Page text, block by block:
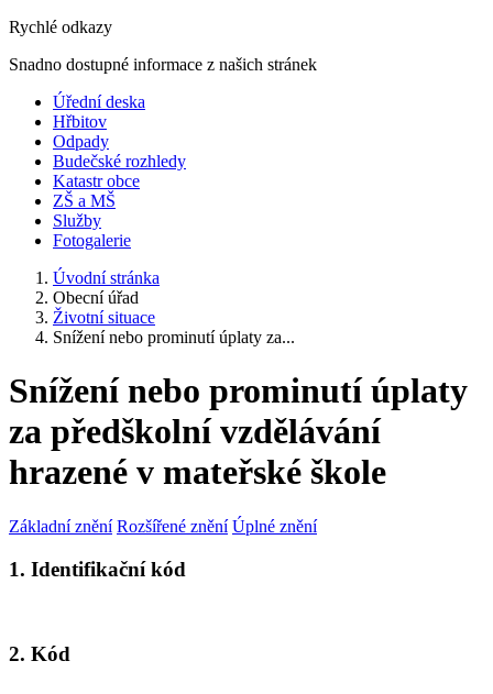
Rychlé odkazy
Snadno dostupné informace z našich stránek
Úřední deska
Hřbitov
Odpady
Budečské rozhledy
Katastr obce
ZŠ a MŠ
Služby
Fotogalerie
Úvodní stránka
Obecní úřad
Životní situace
Snížení nebo prominutí úplaty za...
Snížení nebo prominutí úplaty
za předškolní vzdělávání
hrazené v mateřské škole
Základní znění Rozšířené znění Úplné znění
1. Identifikační kód
2. Kód